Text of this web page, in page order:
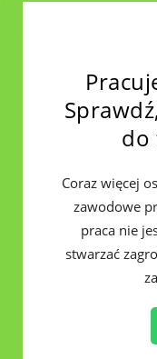
do
Coraz więcej
zawodowe
praca nie
stwarzać